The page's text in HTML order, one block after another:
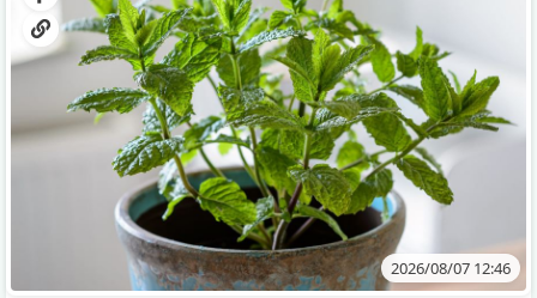
2026/08/07 12:46